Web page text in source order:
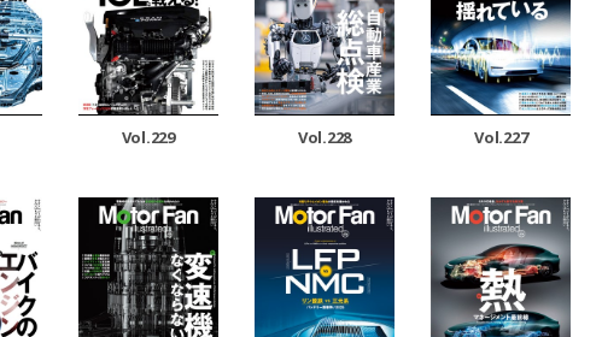
Vol.229 Vol.228 Vol.227